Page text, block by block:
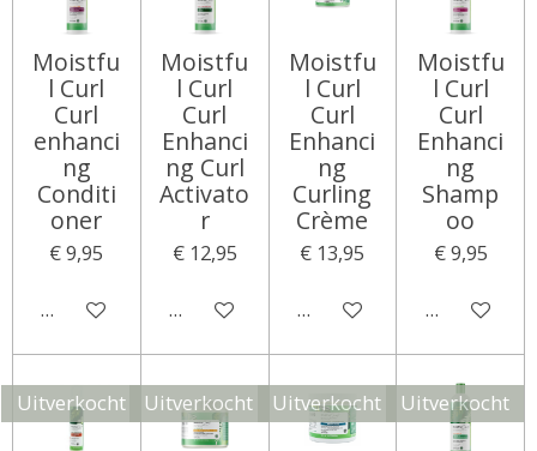
Moistfu
l Curl
Curl
enhanci
ng
Conditi
oner
€ 9,95
Houd mij op de hoogte
Moistfu
l Curl
Curl
Enhanci
ng Curl
Activato
r
€ 12,95
Houd mij op de hoogte
Moistfu
l Curl
Curl
Enhanci
ng
Curling
Crème
€ 13,95
Houd mij op de hoogte
Moistfu
l Curl
Curl
Enhanci
ng
Shamp
oo
€ 9,95
Houd mij
Uitverkocht Uitverkocht Uitverkocht Uitverkocht